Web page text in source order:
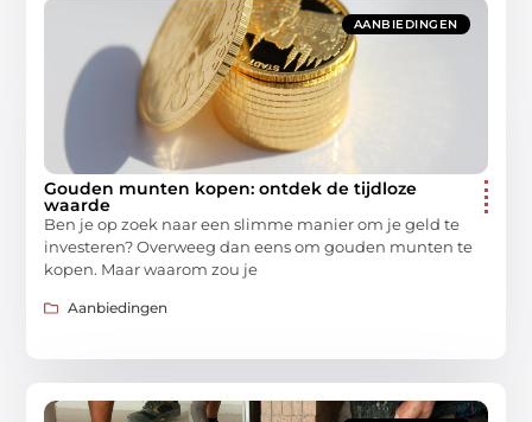
AANBIEDINGEN
Gouden munten kopen: ontdek de tijdloze
waarde
Ben je op zoek naar een slimme manier om je geld te
investeren? Overweeg dan eens om gouden munten te
kopen. Maar waarom zou je
Aanbiedingen